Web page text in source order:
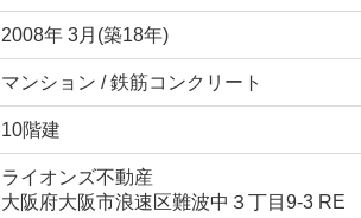
2008年 3月(築18年)
マンション / 鉄筋コンクリート
10階建
ライオンズ不動産
大阪府大阪市浪速区難波中３丁目9-3 RE